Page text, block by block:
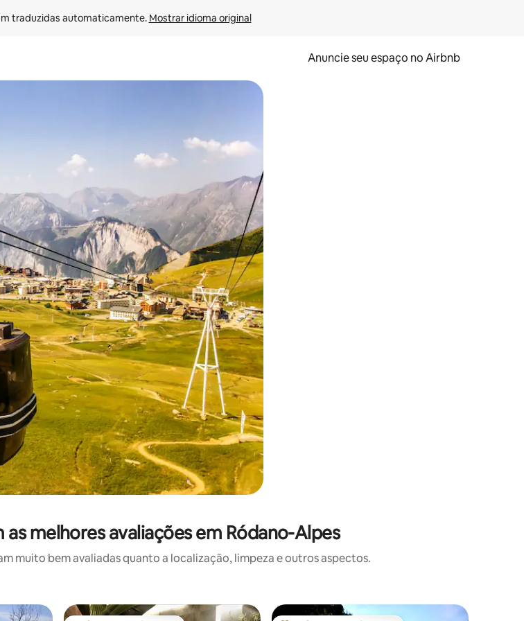
traduzidas automaticamente. Mostrar idioma original
Anuncie seu espaço no Airbnb
cima e para baixo do teclado ou tocando e deslizando o dedo na tela.
melhores avaliações em Ródano-Alpes
muito bem avaliadas quanto a localização, limpeza e outros aspectos.